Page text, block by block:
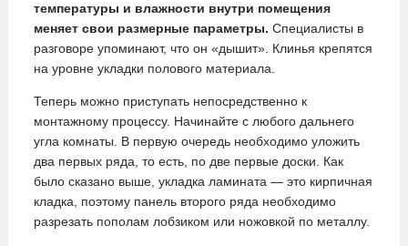
температуры и влажности внутри помещения
меняет свои размерные параметры. Специалисты в
разговоре упоминают, что он «дышит». Клинья крепятся
на уровне укладки полового материала.
Теперь можно приступать непосредственно к
монтажному процессу. Начинайте с любого дальнего
угла комнаты. В первую очередь необходимо уложить
два первых ряда, то есть, по две первые доски. Как
было сказано выше, укладка ламината — это кирпичная
кладка, поэтому панель второго ряда необходимо
разрезать пополам лобзиком или ножовкой по металлу.